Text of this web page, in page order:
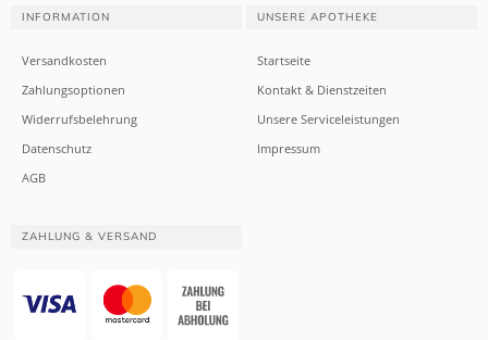
INFORMATION
Versandkosten
Zahlungsoptionen
Widerrufsbelehrung
Datenschutz
AGB
UNSERE APOTHEKE
Startseite
Kontakt & Dienstzeiten
Unsere Serviceleistungen
Impressum
ZAHLUNG & VERSAND